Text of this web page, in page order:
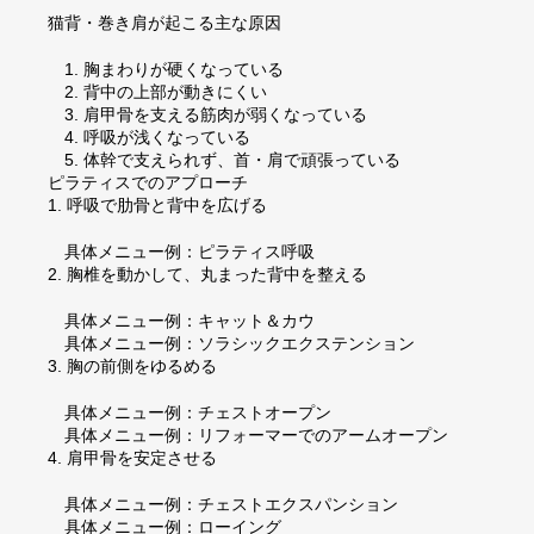
猫背・巻き肩が起こる主な原因
1. 胸まわりが硬くなっている
2. 背中の上部が動きにくい
3. 肩甲骨を支える筋肉が弱くなっている
4. 呼吸が浅くなっている
5. 体幹で支えられず、首・肩で頑張っている
ピラティスでのアプローチ
1. 呼吸で肋骨と背中を広げる
具体メニュー例：ピラティス呼吸
2. 胸椎を動かして、丸まった背中を整える
具体メニュー例：キャット＆カウ
具体メニュー例：ソラシックエクステンション
3. 胸の前側をゆるめる
具体メニュー例：チェストオープン
具体メニュー例：リフォーマーでのアームオープン
4. 肩甲骨を安定させる
具体メニュー例：チェストエクスパンション
具体メニュー例：ローイング